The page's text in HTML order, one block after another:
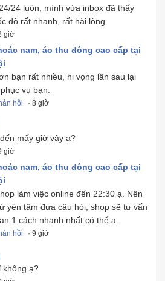
24 luôn, mình vừa inbox đã thấy
độ rất nhanh, rất hài lòng.
giờ
nam, áo thu đông cao cấp tại
bạn rất nhiều, hi vọng lần sau lại
vụ bạn.
hồi · 8 giờ
mấy giờ vậy ạ?
giờ
nam, áo thu đông cao cấp tại
làm việc online đến 22:30 ạ. Nên
yên tâm đưa câu hỏi, shop sẽ tư vấn
1 cách nhanh nhất có thể ạ.
hồi · 9 giờ
không ạ?